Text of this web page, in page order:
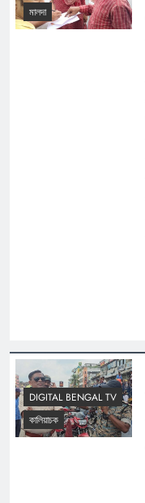
মালদা
DIGITAL BENGAL TV
কালিয়াচক